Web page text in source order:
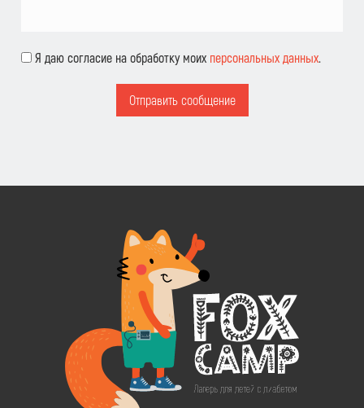
Я даю согласие на обработку моих персональных данных.